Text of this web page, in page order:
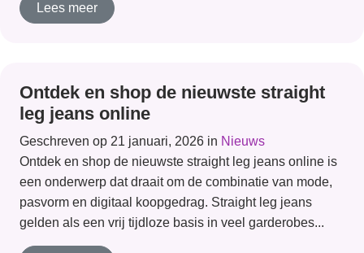
Lees meer
Ontdek en shop de nieuwste straight
leg jeans online
Geschreven op 21 januari, 2026 in Nieuws
Ontdek en shop de nieuwste straight leg jeans online is
een onderwerp dat draait om de combinatie van mode,
pasvorm en digitaal koopgedrag. Straight leg jeans
gelden als een vrij tijdloze basis in veel garderobes...